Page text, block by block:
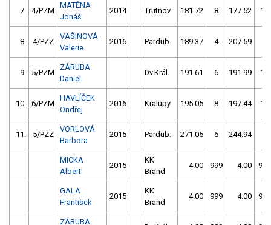
7. 4/PZM
MATĚNA
Jonáš
2014 Trutnov 181.72 8 177.52 14
8. 4/PZZ
VAŠINOVÁ
Valerie
2016 Pardub. 189.37 4 207.59
9. 5/PZM
ZÁRUBA
Daniel
Dv.Král. 191.61 6 191.99 18
10. 6/PZM
HAVLÍČEK
Ondřej
2016 Kralupy 195.05 8 197.44 16
11. 5/PZZ
VORLOVÁ
Barbora
2015 Pardub. 271.05 6 244.94
MICKA
Albert
2015
KK
Brand
4.00 999 4.00 999
GALA
František
2015
KK
Brand
4.00 999 4.00 999
ZÁRUBA